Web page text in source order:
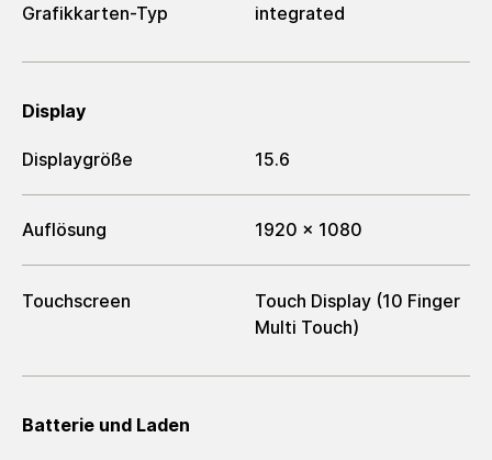
Grafikkarten-Typ integrated
Display
Displaygröße 15.6
Auflösung 1920 x 1080
Touchscreen
Touch Display (10 Finger
Multi Touch)
Batterie und Laden